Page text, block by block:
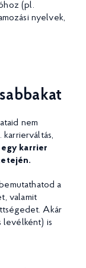
(pl.
nyelvek,
nem
karrier
a
valamit
Akár
levélként) is